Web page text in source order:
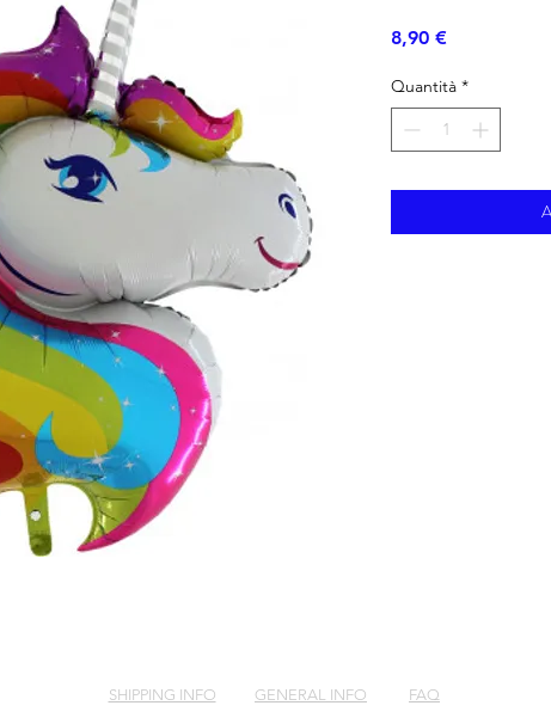
8,90 €Prezzo
Quantità *
SHIPPING INFO GENERAL INFO FAQ